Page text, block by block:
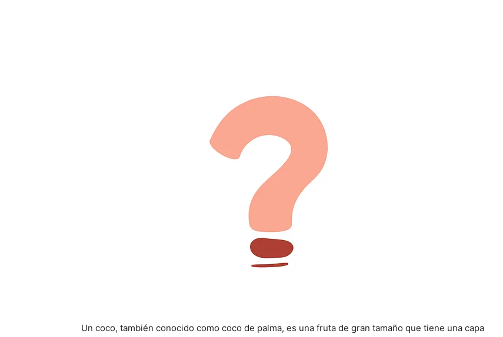
Un coco, también conocido como coco de palma, es una fruta de gran tamaño que tiene una capa